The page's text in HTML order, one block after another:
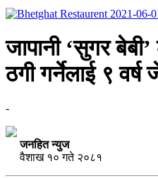
जापानी ‘सुगर
ठगी गर्नेलाई ९
-
जनहित न्युज
वैशाख १० गते २०८१